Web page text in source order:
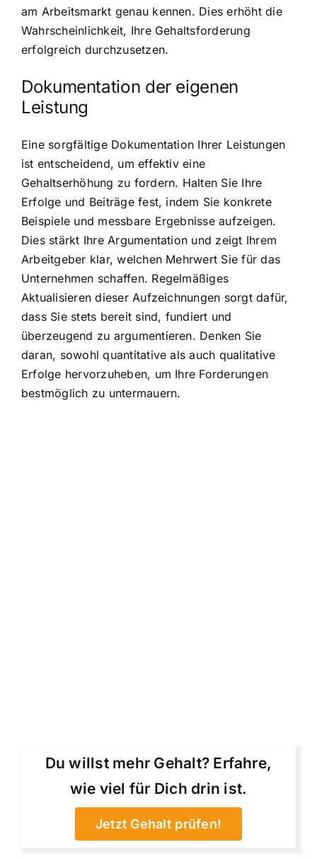
am Arbeitsmarkt genau kennen. Dies erhöht die
Wahrscheinlichkeit, Ihre Gehaltsforderung
erfolgreich durchzusetzen.
Dokumentation der eigenen
Leistung
Eine sorgfältige Dokumentation Ihrer Leistungen
ist entscheidend, um effektiv eine
Gehaltserhöhung zu fordern. Halten Sie Ihre
Erfolge und Beiträge fest, indem Sie konkrete
Beispiele und messbare Ergebnisse aufzeigen.
Dies stärkt Ihre Argumentation und zeigt Ihrem
Arbeitgeber klar, welchen Mehrwert Sie für das
Unternehmen schaffen. Regelmäßiges
Aktualisieren dieser Aufzeichnungen sorgt dafür,
dass Sie stets bereit sind, fundiert und
überzeugend zu argumentieren. Denken Sie
daran, sowohl quantitative als auch qualitative
Erfolge hervorzuheben, um Ihre Forderungen
bestmöglich zu untermauern.
Du willst mehr Gehalt? Erfahre,
wie viel für Dich drin ist.
Jetzt Gehalt prüfen!